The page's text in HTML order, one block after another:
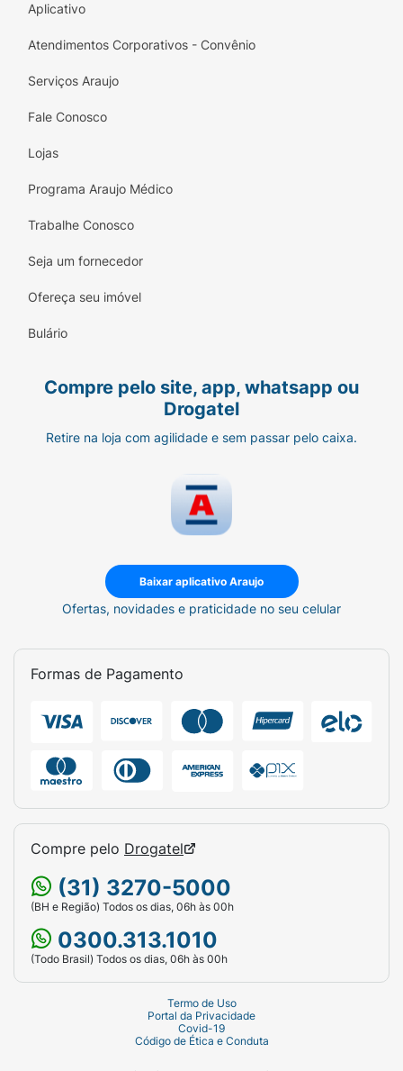
Aplicativo
Atendimentos Corporativos - Convênio
Serviços Araujo
Fale Conosco
Lojas
Programa Araujo Médico
Trabalhe Conosco
Seja um fornecedor
Ofereça seu imóvel
Bulário
Compre pelo site, app, whatsapp ou
Drogatel
Retire na loja com agilidade e sem passar pelo caixa.
Baixar aplicativo Araujo
Ofertas, novidades e praticidade no seu celular
Formas de Pagamento
Compre pelo Drogatel
(31) 3270-5000
(BH e Região) Todos os dias, 06h às 00h
0300.313.1010
(Todo Brasil) Todos os dias, 06h às 00h
Termo de Uso
Portal da Privacidade
Covid-19
Código de Ética e Conduta